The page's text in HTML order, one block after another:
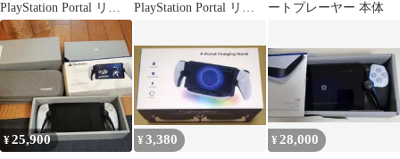
PlayStation Portal リモ
ートプレーヤー ブラッ
ク
PlayStation Portal リモ
ートプレーヤー 本体
¥25,900 ¥3,380 ¥ 28,000